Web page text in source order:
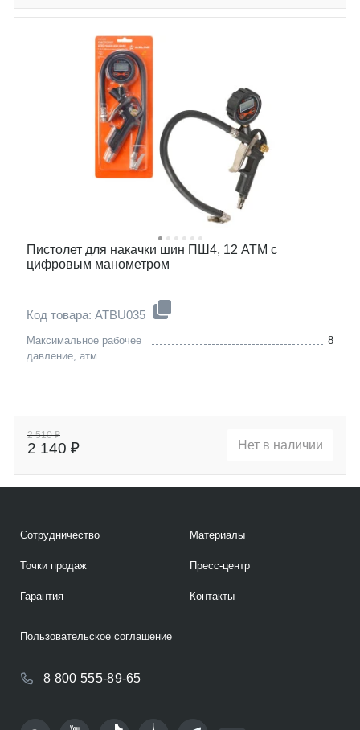
Пистолет для накачки шин ПШ4, 12 АТМ с
цифровым манометром
Код товара: ATBU035
Максимальное рабочее
давление, атм
8
2 510 ₽
2 140 ₽ Нет в наличии
Сотрудничество
Точки продаж
Гарантия
Материалы
Пресс-центр
Контакты
8 800 555-89-65
Пользовательское соглашение